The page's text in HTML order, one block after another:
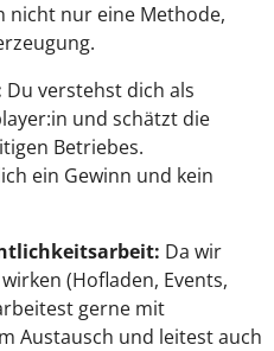
nicht nur eine Methode,
Du verstehst dich als
und schätzt die
Betriebes.
ein Gewinn und kein
Da wir
(Hofladen, Events,
gerne mit
Austausch und leitest auch